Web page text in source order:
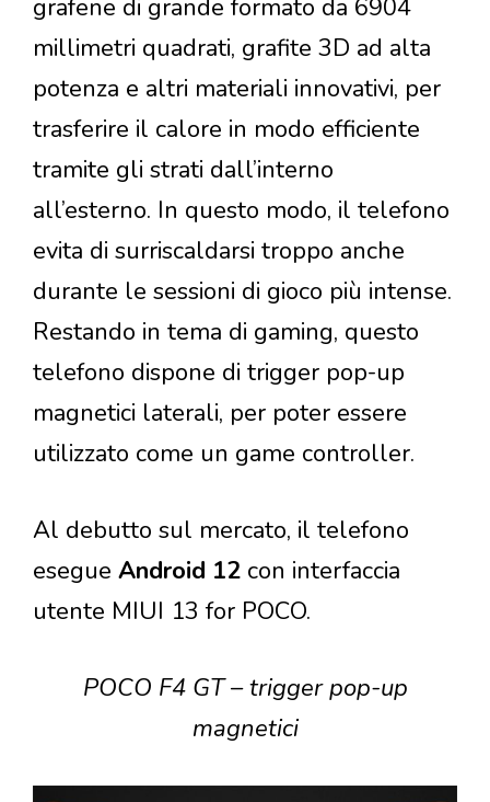
grafene di grande formato da 6904
millimetri quadrati, grafite 3D ad alta
potenza e altri materiali innovativi, per
trasferire il calore in modo efficiente
tramite gli strati dall’interno
all’esterno. In questo modo, il telefono
evita di surriscaldarsi troppo anche
durante le sessioni di gioco più intense.
Restando in tema di gaming, questo
telefono dispone di trigger pop-up
magnetici laterali, per poter essere
utilizzato come un game controller.
Al debutto sul mercato, il telefono
esegue Android 12 con interfaccia
utente MIUI 13 for POCO.
POCO F4 GT – trigger pop-up
magnetici